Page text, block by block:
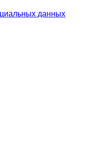
данных